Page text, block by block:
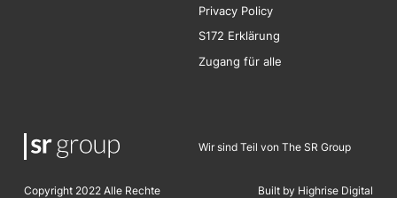
Privacy Policy
S172 Erklärung
Zugang für alle
Wir sind Teil von The SR Group
Copyright 2022 Alle Rechte
Built by Highrise Digital